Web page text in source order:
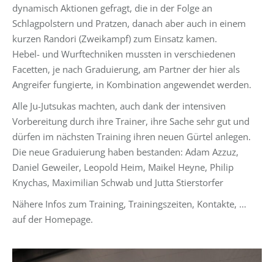
dynamisch Aktionen gefragt, die in der Folge an
Schlagpolstern und Pratzen, danach aber auch in einem
kurzen Randori (Zweikampf) zum Einsatz kamen.
Hebel- und Wurftechniken mussten in verschiedenen
Facetten, je nach Graduierung, am Partner der hier als
Angreifer fungierte, in Kombination angewendet werden.
Alle Ju-Jutsukas machten, auch dank der intensiven
Vorbereitung durch ihre Trainer, ihre Sache sehr gut und
dürfen im nächsten Training ihren neuen Gürtel anlegen.
Die neue Graduierung haben bestanden: Adam Azzuz,
Daniel Geweiler, Leopold Heim, Maikel Heyne, Philip
Knychas, Maximilian Schwab und Jutta Stierstorfer
Nähere Infos zum Training, Trainingszeiten, Kontakte, …
auf der Homepage.